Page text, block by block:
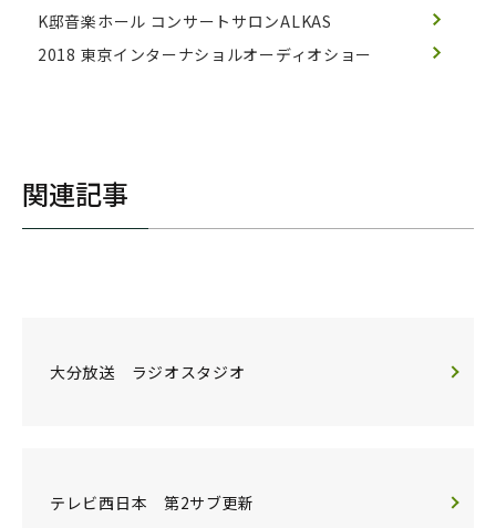
K邸音楽ホール コンサートサロンALKAS
2018 東京インターナショルオーディオショー
関連記事
大分放送 ラジオスタジオ
テレビ西日本 第2サブ更新